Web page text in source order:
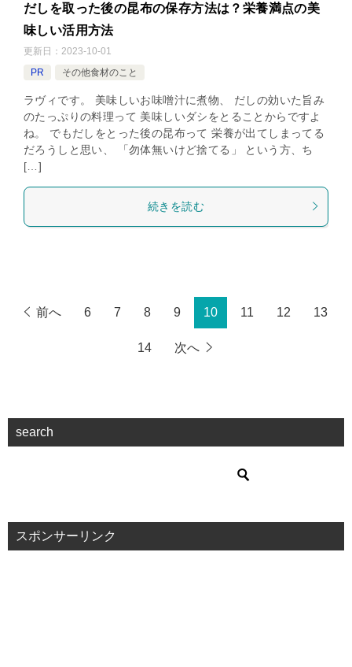
だしを取った後の昆布の保存方法は？栄養満点の美
味しい活用方法
更新日： 2023-10-01
PR
その他食材のこと
ラヴィです。 美味しいお味噌汁に煮物、 だしの効いた旨み
のたっぷりの料理って 美味しいダシをとることからですよ
ね。 でもだしをとった後の昆布って 栄養が出てしまってる
だろうしと思い、 「勿体無いけど捨てる」 という方、ち
[…]
続きを読む
前へ 6 7 8 9 10 11 12 13
14 次へ
search
スポンサーリンク